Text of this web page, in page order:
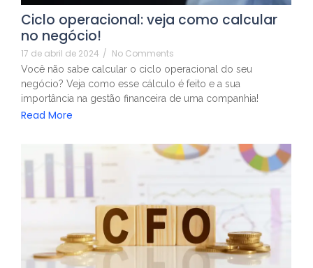
Ciclo operacional: veja como calcular
no negócio!
17 de abril de 2024 / No Comments
Você não sabe calcular o ciclo operacional do seu
negócio? Veja como esse cálculo é feito e a sua
importância na gestão financeira de uma companhia!
Read More